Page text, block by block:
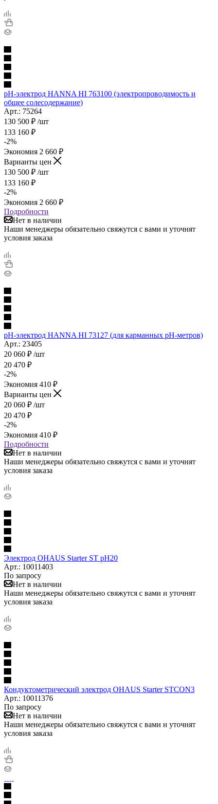
pH-электрод HANNA HI 763100 (электропроводимость и
общее солесодержание)
Арт.: 75264
130 500 ₽ /шт
133 160 ₽
-2%
Экономия 2 660 ₽
Варианты цен
130 500 ₽ /шт
133 160 ₽
-2%
Экономия 2 660 ₽
Подробности
Нет в наличии
Наши менеджеры обязательно свяжутся с вами и уточнят
условия заказа
pH-электрод HANNA HI 73127 (для карманных pH-метров)
Арт.: 23405
20 060 ₽ /шт
20 470 ₽
-2%
Экономия 410 ₽
Варианты цен
20 060 ₽ /шт
20 470 ₽
-2%
Экономия 410 ₽
Подробности
Нет в наличии
Наши менеджеры обязательно свяжутся с вами и уточнят
условия заказа
Электрод OHAUS Starter ST pH20
Арт.: 10011403
По запросу
Нет в наличии
Наши менеджеры обязательно свяжутся с вами и уточнят
условия заказа
Кондуктометрический электрод OHAUS Starter STCON3
Арт.: 10011376
По запросу
Нет в наличии
Наши менеджеры обязательно свяжутся с вами и уточнят
условия заказа